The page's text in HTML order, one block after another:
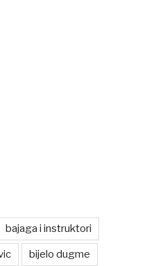
bajaga i instruktori
bijelo dugme